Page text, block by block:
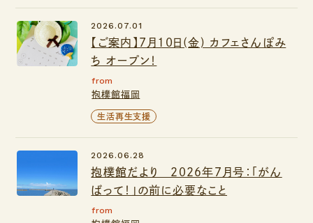
【ご案内】7月10日(金) カフェさんぽみ
ち オープン！
2026.07.01
from
抱樸館福岡
生活再生支援
抱樸館だより ２０２６年７月号：「がん
ばって！」の前に必要なこと
2026.06.28
from